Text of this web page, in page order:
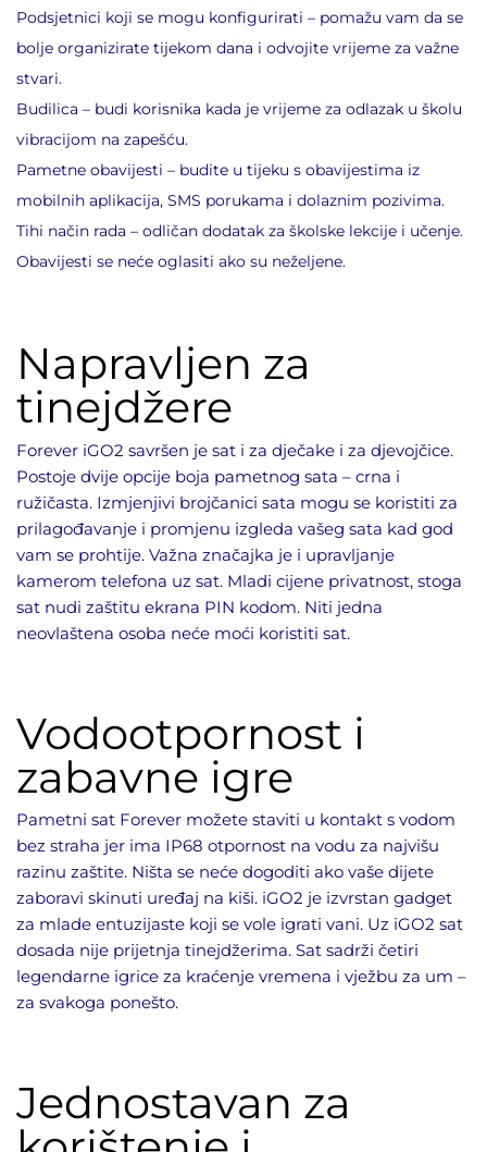
Podsjetnici koji se mogu konfigurirati – pomažu vam da se
bolje organizirate tijekom dana i odvojite vrijeme za važne
stvari.
Budilica – budi korisnika kada je vrijeme za odlazak u školu
vibracijom na zapešću.
Pametne obavijesti – budite u tijeku s obavijestima iz
mobilnih aplikacija, SMS porukama i dolaznim pozivima.
Tihi način rada – odličan dodatak za školske lekcije i učenje.
Obavijesti se neće oglasiti ako su neželjene.
Napravljen za
tinejdžere
Forever iGO2 savršen je sat i za dječake i za djevojčice.
Postoje dvije opcije boja pametnog sata – crna i
ružičasta. Izmjenjivi brojčanici sata mogu se koristiti za
prilagođavanje i promjenu izgleda vašeg sata kad god
vam se prohtije. Važna značajka je i upravljanje
kamerom telefona uz sat. Mladi cijene privatnost, stoga
sat nudi zaštitu ekrana PIN kodom. Niti jedna
neovlaštena osoba neće moći koristiti sat.
Vodootpornost i
zabavne igre
Pametni sat Forever možete staviti u kontakt s vodom
bez straha jer ima IP68 otpornost na vodu za najvišu
razinu zaštite. Ništa se neće dogoditi ako vaše dijete
zaboravi skinuti uređaj na kiši. iGO2 je izvrstan gadget
za mlade entuzijaste koji se vole igrati vani. Uz iGO2 sat
dosada nije prijetnja tinejdžerima. Sat sadrži četiri
legendarne igrice za kraćenje vremena i vježbu za um –
za svakoga ponešto.
Jednostavan za